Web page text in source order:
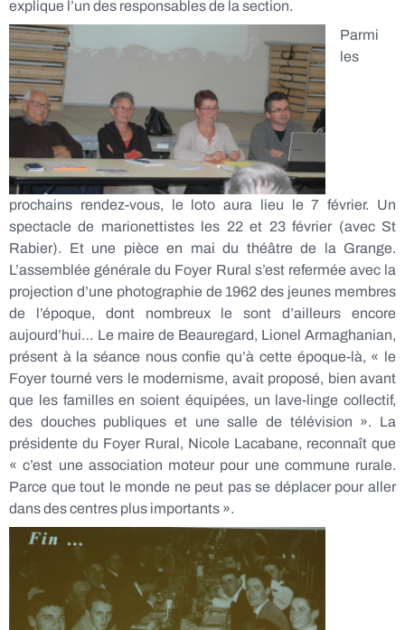
explique l’un des responsables de la section.
Parmi
les
prochains rendez-vous, le loto aura lieu le 7 février. Un
spectacle de marionettistes les 22 et 23 février (avec St
Rabier). Et une pièce en mai du théâtre de la Grange.
L’assemblée générale du Foyer Rural s’est refermée avec la
projection d’une photographie de 1962 des jeunes membres
de l’époque, dont nombreux le sont d’ailleurs encore
aujourd’hui… Le maire de Beauregard, Lionel Armaghanian,
présent à la séance nous confie qu’à cette époque-là, « le
Foyer tourné vers le modernisme, avait proposé, bien avant
que les familles en soient équipées, un lave-linge collectif,
des douches publiques et une salle de télévision ». La
présidente du Foyer Rural, Nicole Lacabane, reconnaît que
« c’est une association moteur pour une commune rurale.
Parce que tout le monde ne peut pas se déplacer pour aller
dans des centres plus importants ».